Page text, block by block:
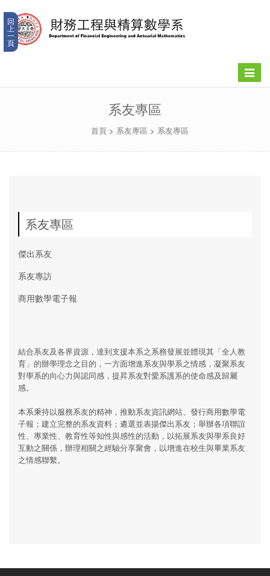
回
上
一
頁
Toggle
系友專區
首頁> 系友專區 > 系友專區
系友專區
傑出系友
系友專訪
商用數學電子報
結合系友及各界資源，達到支援本系之系務發展並體現其「全人教
育」的辦學理念之目的，一方面增進系友與學系之情感，凝聚系友
對學系的向心力與認同感，提昇系友對愛系護系的使命感及歸屬
感。
本系秉持以服務系友的精神，推動系友資訊網站、發行商用數學電
子報；建立完整的系友資料；遴選並表揚傑出系友；舉辦各項聯誼
性、專業性、教育性等知性與感性的活動，以拓展系友與學系良好
互動之關係，辦理相關之經驗分享聚會，以增進在校生與畢業系友
之情感聯繫。